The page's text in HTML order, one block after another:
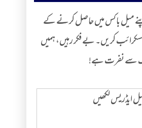
میل باکس میں حاصل کرنے کے
کریں۔ بے فکر رہیں، ہمیں
سے نفرت ہے!
ایڈریس لکھیں